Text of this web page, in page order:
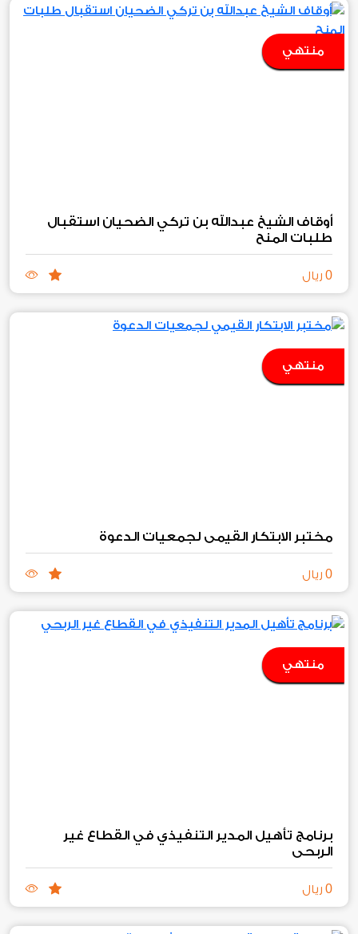
منتهي
أوقاف الشيخ عبدالله بن تركي الضحيان استقبال
طلبات المنح‏
0 ريال
منتهي
مختبر الابتكار القيمي لجمعيات الدعوة
0 ريال
منتهي
برنامج تأهيل المدير التنفيذي في القطاع غير
الربحي
0 ريال